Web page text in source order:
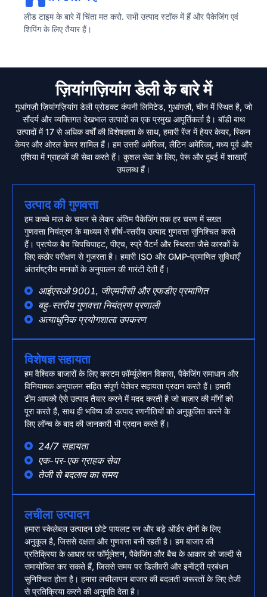
लीड टाइम के बारे में चिंता मत करो. सभी उत्पाद स्टॉक में हैं और पैकेजिंग एवं
शिपिंग के लिए तैयार हैं।
ज़ियांगज़ियांग डेली के बारे में
गुआंगज़ौ ज़ियांगज़ियांग डेली प्रोडक्ट कंपनी लिमिटेड, गुआंगज़ौ, चीन में स्थित है, जो
सौंदर्य और व्यक्तिगत देखभाल उत्पादों का एक प्रमुख आपूर्तिकर्ता है। बॉडी बाथ
उत्पादों में 17 से अधिक वर्षों की विशेषज्ञता के साथ, हमारी रेंज में हेयर केयर, स्किन
केयर और ओरल केयर शामिल हैं। हम उत्तरी अमेरिका, लैटिन अमेरिका, मध्य पूर्व और
एशिया में ग्राहकों की सेवा करते हैं। कुशल सेवा के लिए, पेरू और दुबई में शाखाएँ
उपलब्ध हैं।
उत्पाद की गुणवत्ता
हम कच्चे माल के चयन से लेकर अंतिम पैकेजिंग तक हर चरण में सख्त
गुणवत्ता नियंत्रण के माध्यम से शीर्ष-स्तरीय उत्पाद गुणवत्ता सुनिश्चित करते
हैं। प्रत्येक बैच चिपचिपाहट, पीएच, स्प्रे पैटर्न और स्थिरता जैसे कारकों के
लिए कठोर परीक्षण से गुजरता है। हमारी ISO और GMP-प्रमाणित सुविधाएँ
अंतर्राष्ट्रीय मानकों के अनुपालन की गारंटी देती हैं।
आईएसओ 9001, जीएमपीसी और एफडीए प्रमाणित
बहु-स्तरीय गुणवत्ता नियंत्रण प्रणाली
अत्याधुनिक प्रयोगशाला उपकरण
विशेषज्ञ सहायता
हम वैश्विक बाजारों के लिए कस्टम फ़ॉर्म्यूलेशन विकास, पैकेजिंग समाधान और
विनियामक अनुपालन सहित संपूर्ण पेशेवर सहायता प्रदान करते हैं। हमारी
टीम आपको ऐसे उत्पाद तैयार करने में मदद करती है जो बाज़ार की माँगों को
पूरा करते हैं, साथ ही भविष्य की उत्पाद रणनीतियों को अनुकूलित करने के
लिए लॉन्च के बाद की जानकारी भी प्रदान करते हैं।
24/7 सहायता
एक-पर-एक ग्राहक सेवा
तेजी से बदलाव का समय
लचीला उत्पादन
हमारा स्केलेबल उत्पादन छोटे पायलट रन और बड़े ऑर्डर दोनों के लिए
अनुकूल है, जिससे दक्षता और गुणवत्ता बनी रहती है। हम बाजार की
प्रतिक्रिया के आधार पर फॉर्मूलेशन, पैकेजिंग और बैच के आकार को जल्दी से
समायोजित कर सकते हैं, जिससे समय पर डिलीवरी और इन्वेंट्री प्रबंधन
सुनिश्चित होता है। हमारा लचीलापन बाजार की बदलती जरूरतों के लिए तेजी
से प्रतिक्रिया करने की अनुमति देता है।